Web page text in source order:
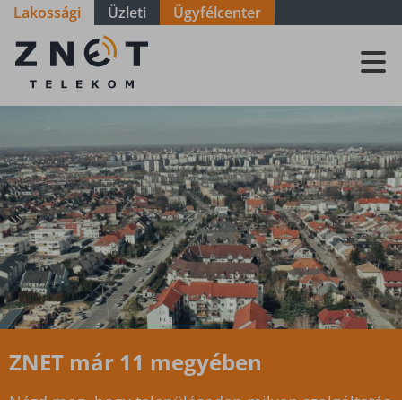
Lakossági Üzleti Ügyfélcenter
Szolgáltatási
terület -
Veszprém -
ZNET már 11 megyében